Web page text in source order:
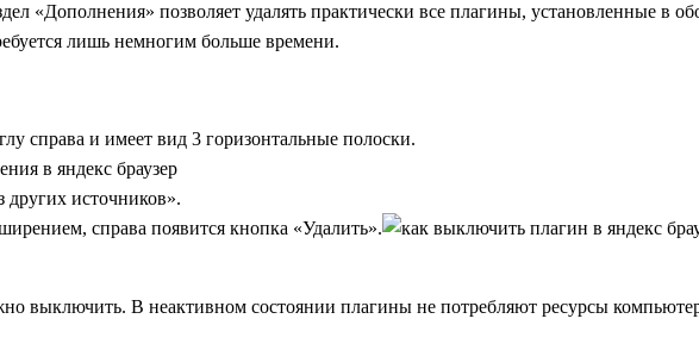
«Дополнения» позволяет удалять практически все плагины, установленные в
лишь немногим больше времени.
справа и имеет вид 3 горизонтальные полоски.
источников».
справа появится кнопка «Удалить».
выключить. В неактивном состоянии плагины не потребляют ресурсы